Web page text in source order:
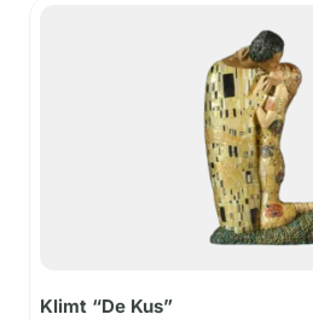
Klimt “De Kus”